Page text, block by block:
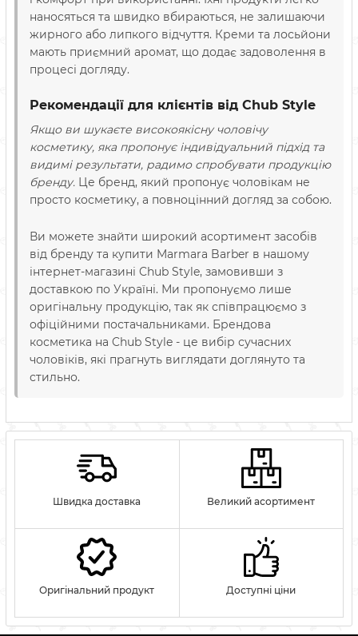
наносяться та швидко вбираються, не залишаючи
жирного або липкого відчуття. Креми та лосьйони
мають приємний аромат, що додає задоволення в
процесі догляду.
Рекомендації для клієнтів від Chub Style
Якщо ви шукаєте високоякісну чоловічу
косметику, яка пропонує індивідуальний підхід та
видимі результати, радимо спробувати продукцію
бренду. Це бренд, який пропонує чоловікам не
просто косметику, а повноцінний догляд за собою.
Ви можете знайти широкий асортимент засобів
від бренду та купити Marmara Barber в нашому
інтернет-магазині Chub Style, замовивши з
доставкою по Україні. Ми пропонуємо лише
оригінальну продукцію, так як співпрацюємо з
офіційними постачальниками. Брендова
косметика на Chub Style - це вибір сучасних
чоловіків, які прагнуть виглядати доглянуто та
стильно.
Швидка доставка Великий асортимент
Оригінальний продукт Доступні ціни